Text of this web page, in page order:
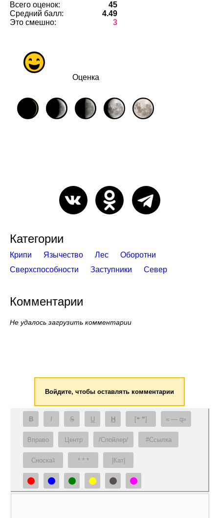
Всего оценок:
45
Средний балл:
4.49
Это смешно:
3
Оценка
Категории
Крипи Язычество Лес
Оборотни
Сверхспособности
Заступники Север
Комментарии
Не удалось загрузить комментарии
Войдите, чтобы оставлять комментарии
B I S U H [❝ ❞] — q
Вправо Центр /Спойлер/ #Ссылка
Сноска1 * * * |Кат|